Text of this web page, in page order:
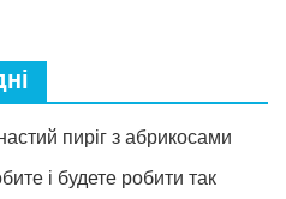
Салат
огірків
томатній
пиріг з абрикосами
і будете робити так